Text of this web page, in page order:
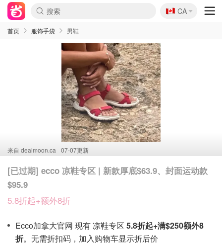
🇨🇦
CA
首页 服饰手袋 男鞋
来自 dealmoon.ca 07-07更新
[已过期] ecco 凉鞋专区 | 新款厚底$63.9、封面运动款
$95.9
5.8折起+额外8折
Ecco加拿大官网 现有 凉鞋专区 5.8折起+满$250额外8
折。无需折扣码，加入购物车显示折后价